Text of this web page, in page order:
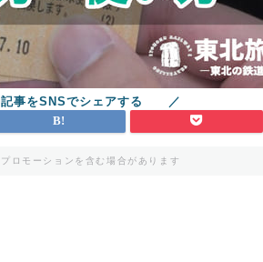
ロモーションを含む場合があります